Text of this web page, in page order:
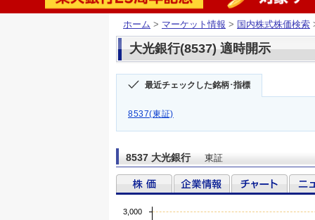
ホーム > マーケット情報 > 国内株式株価検索
大光銀行(8537) 適時開示
最近チェックした銘柄･指標
8537(東証)
8537 大光銀行 東証